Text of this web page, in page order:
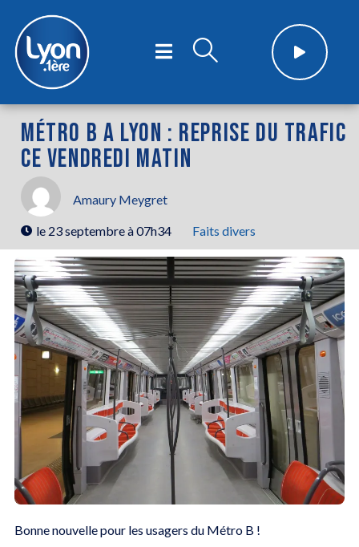
MÉTRO B A LYON : REPRISE DU TRAFIC
CE VENDREDI MATIN
Amaury Meygret
le 23 septembre à 07h34 Faits divers
Bonne nouvelle pour les usagers du Métro B !